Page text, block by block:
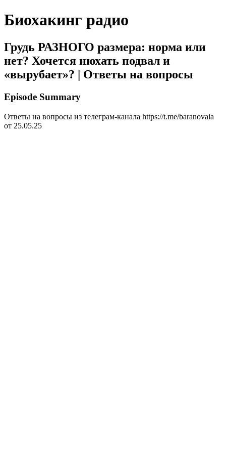
Биохакинг радио
Грудь РАЗНОГО размера: норма или
нет? Хочется нюхать подвал и
«вырубает»? | Ответы на вопросы
Episode Summary
Ответы на вопросы из телеграм-канала https://t.me/baranovaia
от 25.05.25